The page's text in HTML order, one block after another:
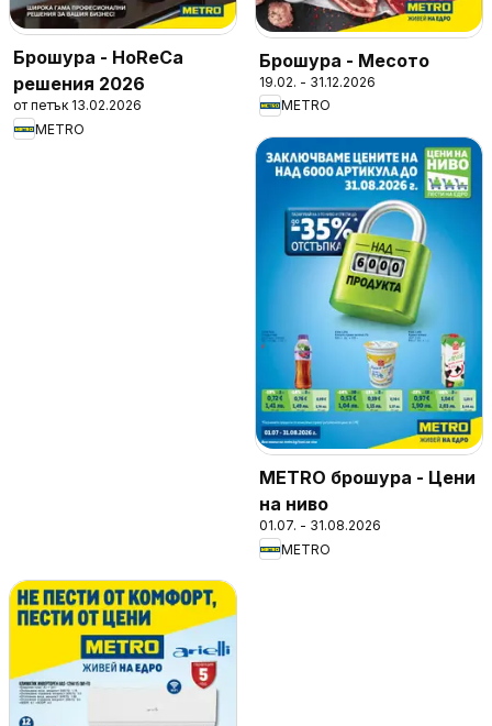
Брошура - HoReCa
решения 2026
от петък 13.02.2026
METRO
Брошура - Месото
19.02. - 31.12.2026
METRO
METRO брошура - Цени
на ниво
01.07. - 31.08.2026
METRO